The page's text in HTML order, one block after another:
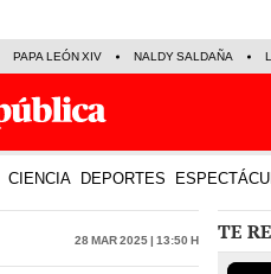
PAPA LEÓN XIV NALDY SALDAÑA
CIENCIA DEPORTES
28 Mar 2025 | 13:50 h TE